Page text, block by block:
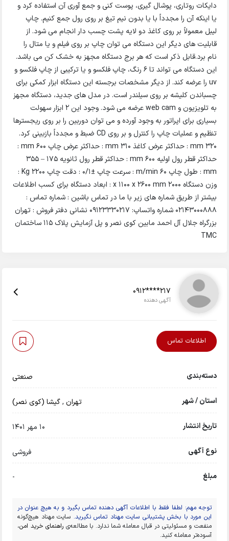
دایکات روتاری، پوشال گیری، پوست کنی و جمع آوری آن استفاده کرد و
یا اینکه آن را مجدداً با یا بدون نیم تیغ بر روی رول جمع کنیم. چاپ
لیبل معمولاً بر روی کاغذ دو لایه پشت چسب دار انجام می شود. از
قابلیت های دیگر این دستگاه می توان چاپ بر روی فیلم و یا متال را
نام برد.قابل ذکر است که هر برج دستگاه مجهز به خشک کن می باشد.
این دستگاه می تواند تا ۶ رنگ، چاپ فلکسو و یا ترکیبی از چاپ فلکسو و
uv را عرضه کند. از دیگر مشخصات برجسته این دستگاه ابزار کمکی برای
چسباندن کلیشه بر روی سیلندر است. در مدل های جدید، دستگاه مجهز
به تلویزیون و web cam عرضه می شود. وجود این ۲ ابزار سهولت
بسیاری برای اپراتور به وجود آورده و می توان دوربین را بر روی ریجسترها
تنظیم و عملیات چاپ را کنترل و بر روی CD ضبط و مجدداً بازبینی کرد.
۳۲۰ mm : حداکثر عرض کاغذ ۳۱۰ mm : حداکثر عرض چاپ ۶۰۰ mm :
حداکثر قطر رول اولیه ۶۰۰ mm : حداکثر قطر رول ثانویه ۱۷۵ – ۳۵۵
mm : طول چاپ ۶۰ m/min : سرعت چاپ ±۰/۱ : دقت چاپ ۲۲۰۰ Kg :
وزن دستگاه ۲۰۰۰ x 1100 x 2600 mm : ابعاد دستگاه برای کسب اطلاعات
بیشتر از طریق شماره های زیر با ما در تماس باشین : شماره تماس :
02143000888 شماره واتساپ: 09123330217 نشانی دفتر فروش : تهران
بزرگراه جلال آل احمد مابین کوی نصر و پل آزمایش پلاک 115 ساختمان
TMC
0912****217
آگهی دهنده
اطلاعات تماس
دسته‌بندی صنعتی
استان / شهر تهران,گیشا (کوی نصر)
تاریخ انتشار 10 مهر 1401
نوع آگهی فروشی
مبلغ -
توجه مهم: لطفا فقط با اطلاعات آگهی دهنده تماس بگیرد و به هیچ عنوان در
این مورد با بخش پشتیبانی سایت مهناد تماس نگیرید. سایت مهناد هیچ‌گونه
منفعت و مسئولیتی در قبال معامله شما ندارد. با مطالعه‌ی راهنمای خرید امن،
آسوده‌تر معامله کنید.